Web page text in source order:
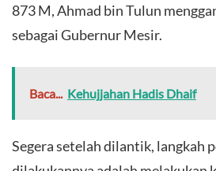
873 M, Ahmad bin Tulun
sebagai Gubernur Mesir.
Baca... Kehujjahan Hadis Dhaif
Segera setelah dilantik, langkah